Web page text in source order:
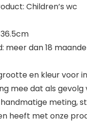
Children’s wc
meer dan 18
en kleur voor
mee dat als
meting,
heeft met onze